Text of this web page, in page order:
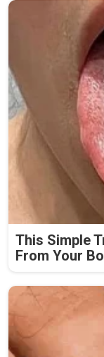
This Simple
From Your